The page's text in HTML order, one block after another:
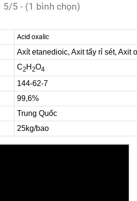
5/5 - (1 bình chọn)
Acid oxalic
Axít etanedioic, Axit tẩy rỉ sét, Axit
C2H 2O4
144-62-7
99,6%
Trung Quốc
25kg/bao